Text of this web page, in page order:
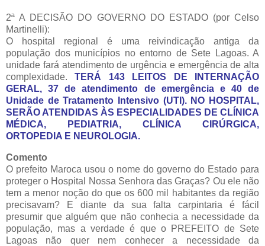
2ª A DECISÃO DO GOVERNO DO ESTADO (por Celso
Martinelli):
O hospital regional é uma reivindicação antiga da
população dos municípios no entorno de Sete Lagoas. A
unidade fará atendimento de urgência e emergência de alta
complexidade.TERÁ 143 LEITOS DE INTERNAÇÃO
GERAL, 37 de atendimento de emergência e 40 de
Unidade de Tratamento Intensivo (UTI). NO HOSPITAL,
SERÃO ATENDIDAS ÀS ESPECIALIDADES DE CLÍNICA
MÉDICA, PEDIATRIA, CLÍNICA CIRÚRGICA,
ORTOPEDIA E NEUROLOGIA.
Comento
O prefeito Maroca usou o nome do governo do Estado para
proteger o Hospital Nossa Senhora das Graças? Ou ele não
tem a menor noção do que os 600 mil habitantes da região
precisavam? E diante da sua falta carpintaria é fácil
presumir que alguém que não conhecia a necessidade da
população, mas a verdade é que o PREFEITO de Sete
Lagoas não quer nem conhecer a necessidade da